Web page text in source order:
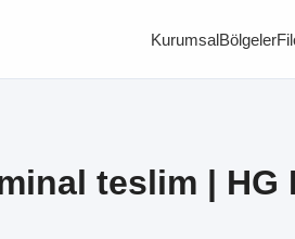
KurumsalBölgeler
teslim | HG